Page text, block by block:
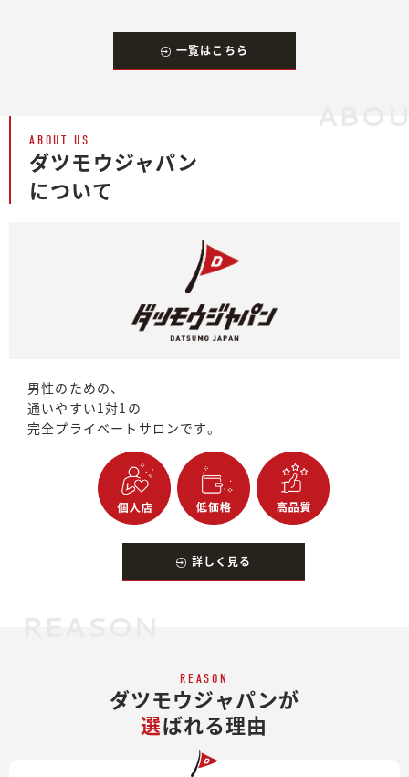
一覧はこちら
ABOUT US
ダツモウジャパン
について
男性のための、
通いやすい1対1の
完全プライベートサロンです。
詳しく見る
REASON
ダツモウジャパンが
選ばれる理由